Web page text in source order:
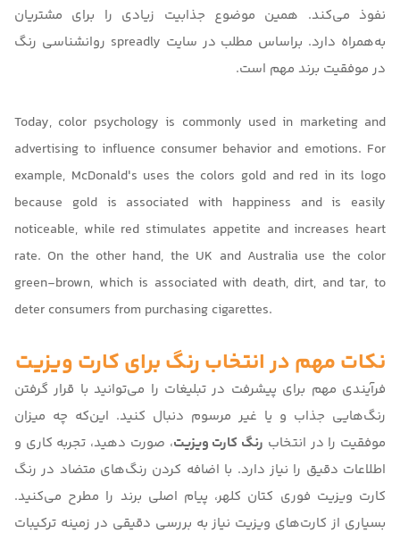
نفوذ می‌کند. همین موضوع جذابیت زیادی را برای مشتریان
به‌همراه دارد. براساس مطلب در سایت spreadly روانشناسی رنگ
در موفقیت برند مهم است.
Today, color psychology is commonly used in marketing and
advertising to influence consumer behavior and emotions. For
example, McDonald's uses the colors gold and red in its logo
because gold is associated with happiness and is easily
noticeable, while red stimulates appetite and increases heart
rate. On the other hand, the UK and Australia use the color
green-brown, which is associated with death, dirt, and tar, to
deter consumers from purchasing cigarettes.
نکات مهم در انتخاب رنگ برای کارت ویزیت
فرآیندی مهم برای پیشرفت در تبلیغات را می‌توانید با قرار گرفتن
رنگ‌هایی جذاب و یا غیر مرسوم دنبال کنید. این‌که چه میزان
موفقیت را در انتخاب رنگ کارت ویزیت، صورت دهید، تجربه کاری و
اطلاعات دقیق را نیاز دارد. با اضافه کردن رنگ‌‌های متضاد در رنگ
کارت ویزیت فوری کتان کلهر، پیام اصلی برند را مطرح می‌کنید.
بسیاری از کارت‌های ویزیت نیاز به بررسی دقیقی در زمینه ترکیبات